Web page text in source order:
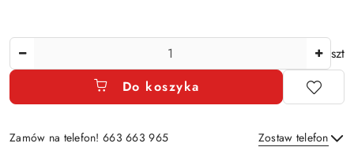
szt
Do koszyka
Zamów na telefon! 663 663 965 Zostaw telefon